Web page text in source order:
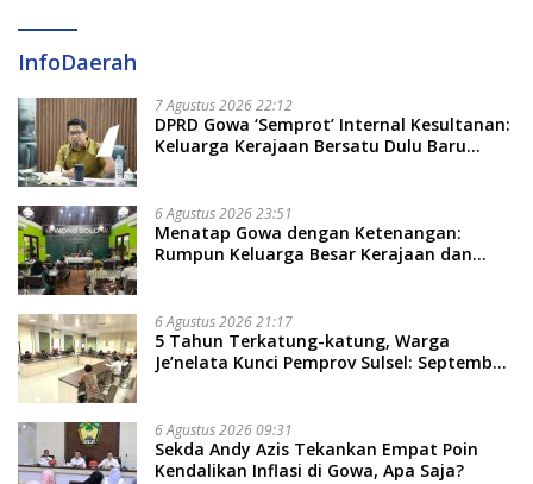
InfoDaerah
7 Agustus 2026 22:12
DPRD Gowa ‘Semprot’ Internal Kesultanan:
Keluarga Kerajaan Bersatu Dulu Baru
6 Agustus 2026 23:51
Menatap Gowa dengan Ketenangan:
Rumpun Keluarga Besar Kerajaan dan
Soal Adat dan Adab
6 Agustus 2026 21:17
5 Tahun Terkatung-katung, Warga
Je’nelata Kunci Pemprov Sulsel: September
6 Agustus 2026 09:31
Sekda Andy Azis Tekankan Empat Poin
Kendalikan Inflasi di Gowa, Apa Saja?